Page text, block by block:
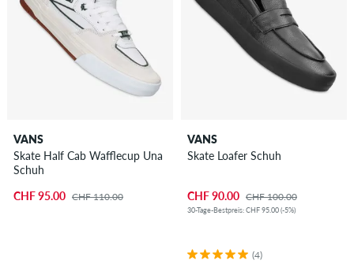
VANS
Skate Half Cab Wafflecup Una
Schuh
CHF 95.00 CHF 110.00
VANS
Skate Loafer Schuh
CHF 90.00 CHF 100.00
30-Tage-Bestpreis: CHF 95.00 (-5%)
(4)